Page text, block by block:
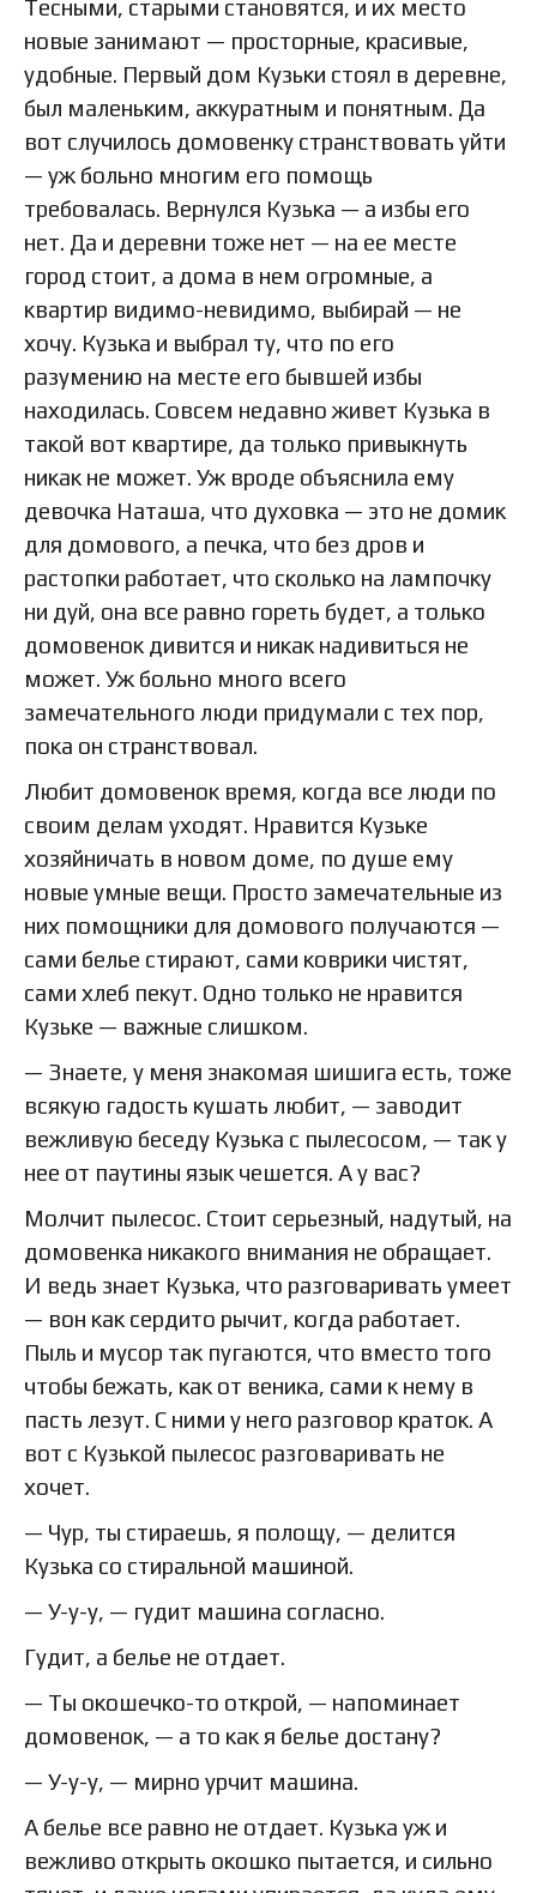
Тесными, старыми становятся, и их место
новые занимают — просторные, красивые,
удобные. Первый дом Кузьки стоял в деревне,
был маленьким, аккуратным и понятным. Да
вот случилось домовенку странствовать уйти
— уж больно многим его помощь
требовалась. Вернулся Кузька — а избы его
нет. Да и деревни тоже нет — на ее месте
город стоит, а дома в нем огромные, а
квартир видимо-невидимо, выбирай — не
хочу. Кузька и выбрал ту, что по его
разумению на месте его бывшей избы
находилась. Совсем недавно живет Кузька в
такой вот квартире, да только привыкнуть
никак не может. Уж вроде объяснила ему
девочка Наташа, что духовка — это не домик
для домового, а печка, что без дров и
растопки работает, что сколько на лампочку
ни дуй, она все равно гореть будет, а только
домовенок дивится и никак надивиться не
может. Уж больно много всего
замечательного люди придумали с тех пор,
пока он странствовал.
Любит домовенок время, когда все люди по
своим делам уходят. Нравится Кузьке
хозяйничать в новом доме, по душе ему
новые умные вещи. Просто замечательные из
них помощники для домового получаются —
сами белье стирают, сами коврики чистят,
сами хлеб пекут. Одно только не нравится
Кузьке — важные слишком.
— Знаете, у меня знакомая шишига есть, тоже
всякую гадость кушать любит, — заводит
вежливую беседу Кузька с пылесосом, — так у
нее от паутины язык чешется. А у вас?
Молчит пылесос. Стоит серьезный, надутый, на
домовенка никакого внимания не обращает.
И ведь знает Кузька, что разговаривать умеет
— вон как сердито рычит, когда работает.
Пыль и мусор так пугаются, что вместо того
чтобы бежать, как от веника, сами к нему в
пасть лезут. С ними у него разговор краток. А
вот с Кузькой пылесос разговаривать не
хочет.
— Чур, ты стираешь, я полощу, — делится
Кузька со стиральной машиной.
— У-у-у, — гудит машина согласно.
Гудит, а белье не отдает.
— Ты окошечко-то открой, — напоминает
домовенок, — а то как я белье достану?
— У-у-у, — мирно урчит машина.
А белье все равно не отдает. Кузька уж и
вежливо открыть окошко пытается, и сильно